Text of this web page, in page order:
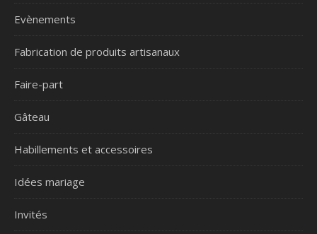
Evènements
Fabrication de produits artisanaux
Faire-part
Gâteau
Habillements et accessoires
Idées mariage
Invités